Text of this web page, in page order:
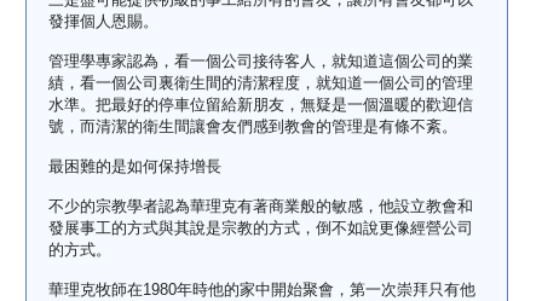
發揮個人恩賜。
管理學專家認為，看一個公司接待客人，就知道這個公司的業
績，看一個公司裏衛生間的清潔程度，就知道一個公司的管理
水準。把最好的停車位留給新朋友，無疑是一個溫暖的歡迎信
號，而清潔的衛生間讓會友們感到教會的管理是有條不紊。
最困難的是如何保持增長
不少的宗教學者認為華理克有著商業般的敏感，他設立教會和
發展事工的方式與其說是宗教的方式，倒不如說更像經營公司
的方式。
華理克牧師在1980年時他的家中開始聚會，第一次崇拜只有他